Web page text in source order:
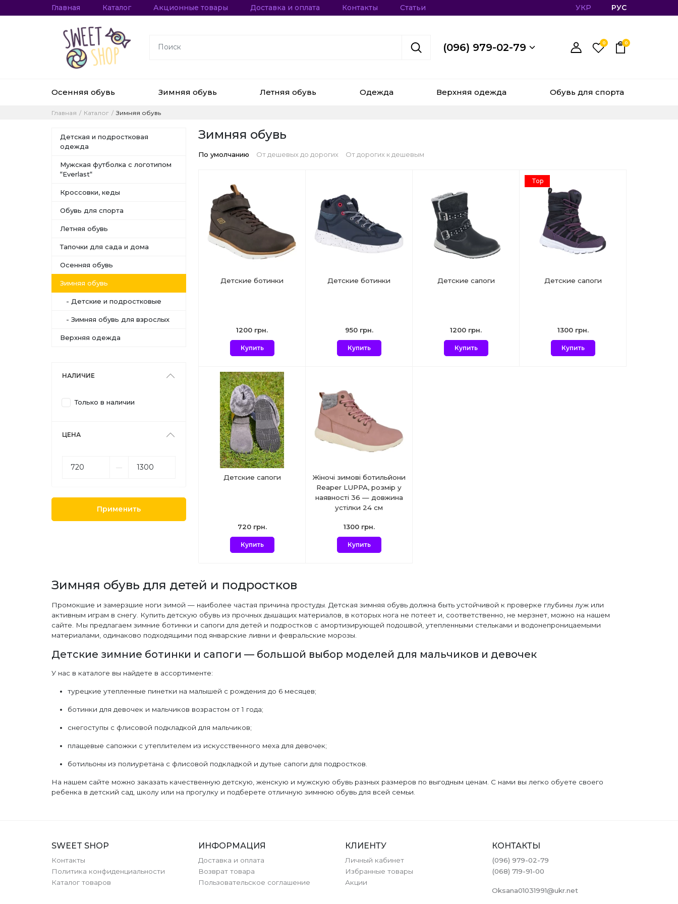
Главная Каталог Акционные товары Доставка и оплата Контакты Статьи УКР РУС
(096) 979-02-79 0 0
Осенняя обувь Зимняя обувь Летняя обувь Одежда Верхняя одежда Обувь для спорта
Главная Каталог Зимняя обувь
Детская и подростковая
одежда
Мужская футболка с логотипом
“Everlast“
Кроссовки, кеды
Обувь для спорта
Летняя обувь
Тапочки для сада и дома
Осенняя обувь
Зимняя обувь
- Детские и подростковые
- Зимняя обувь для взрослых
Верхняя одежда
НАЛИЧИЕ
Только в наличии
ЦЕНА
––
Применить
Зимняя обувь
По умолчанию От дешевых до дорогих От дорогих к дешевым
Детские ботинки
1200 грн.
Купить
Детские ботинки
950 грн.
Купить
Детские сапоги
1200 грн.
Купить
Top
Детские сапоги
1300 грн.
Купить
Детские сапоги
720 грн.
Купить
Жіночі зимові ботильйони
Reaper LUPPA, розмір у
наявності 36 — довжина
устілки 24 см
1300 грн.
Купить
Зимняя обувь для детей и подростков
Промокшие и замерзшие ноги зимой — наиболее частая причина простуды. Детская зимняя обувь должна быть устойчивой к проверке глубины луж или
активным играм в снегу. Купить детскую обувь из прочных дышащих материалов, в которых нога не потеет и, соответственно, не мерзнет, можно на нашем
сайте. Мы предлагаем зимние ботинки и сапоги для детей и подростков с амортизирующей подошвой, утепленными стельками и водонепроницаемыми
материалами, одинаково подходящими под январские ливни и февральские морозы.
Детские зимние ботинки и сапоги — большой выбор моделей для мальчиков и девочек
У нас в каталоге вы найдете в ассортименте:
турецкие утепленные пинетки на малышей с рождения до 6 месяцев;
ботинки для девочек и мальчиков возрастом от 1 года;
снегоступы с флисовой подкладкой для мальчиков;
плащевые сапожки с утеплителем из искусственного меха для девочек;
ботильоны из полиуретана с флисовой подкладкой и дутые сапоги для подростков.
На нашем сайте можно заказать качественную детскую, женскую и мужскую обувь разных размеров по выгодным ценам. С нами вы легко обуете своего
ребенка в детский сад, школу или на прогулку и подберете отличную зимнюю обувь для всей семьи.
SWEET SHOP
Контакты
Политика конфиденциальности
Каталог товаров
ИНФОРМАЦИЯ
Доставка и оплата
Возврат товара
Пользовательское соглашение
КЛИЕНТУ
Личный кабинет
Избранные товары
Акции
КОНТАКТЫ
(096) 979-02-79
(068) 719-91-00
Oksana01031991@ukr.net